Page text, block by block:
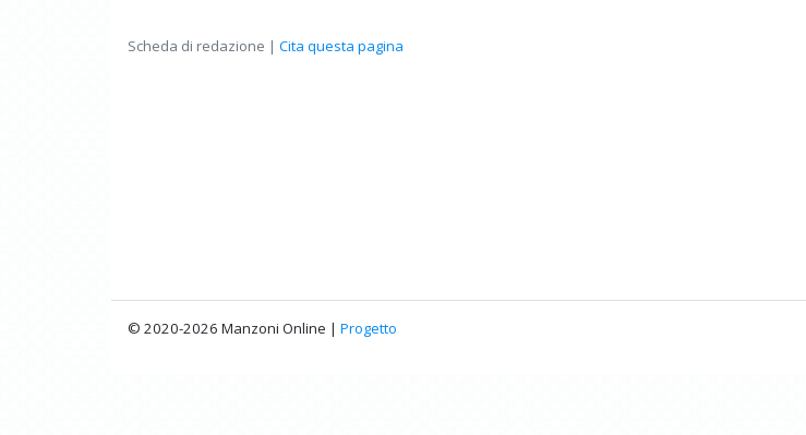
Scheda di redazione | Cita questa pagina
© 2020-2026 Manzoni Online | Progetto